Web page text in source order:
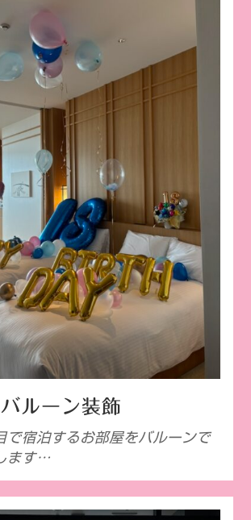
ルーン装飾
で宿泊するお部屋をバルーンで
ます…